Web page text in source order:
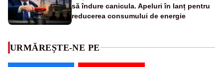
să îndure canicula. Apeluri în lanț pentru
reducerea consumului de energie
URMĂREȘTE-NE PE